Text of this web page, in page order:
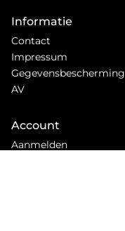
Informatie
Contact
Impressum
Gegevensbescherming
AV
Account
Aanmelden